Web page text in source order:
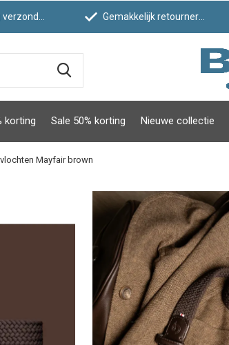
korting Sale 50% korting Nieuwe collectie
Gemakkelijk retourneren
Mayfair brown